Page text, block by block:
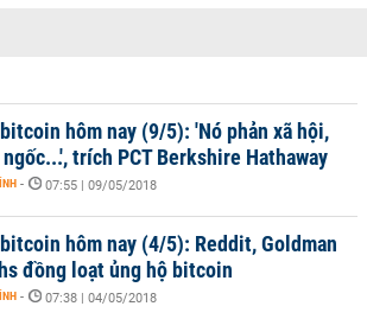
hôm nay (9/5): 'Nó phản xã hội,
trích PCT Berkshire Hathaway
- 07:55 | 09/05/2018
hôm nay (4/5): Reddit, Goldman
đồng loạt ủng hộ bitcoin
- 07:38 | 04/05/2018